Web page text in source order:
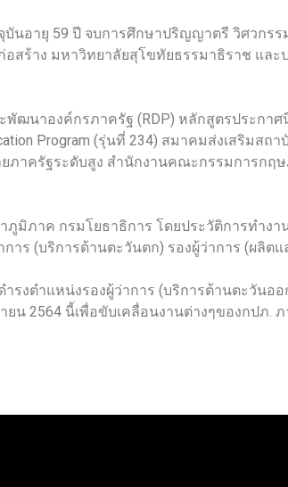
นอายุ 59 ปี จบการศึกษาปริญญาตรี วิศวกรร
สร้าง มหาวิทยาลัยสุโขทัยธรรมาธิราช แล
พัฒนาองค์กรภาครัฐ (RDP) หลักสูตรประกา
Program (รุ่นที่ 234) สมาคมส่งเสริมสถา
ภาครัฐระดับสูง สำนักงานคณะกรรมการกฤ
ภูมิภาค กรมโยธาธิการ โดยประวัติการทำง
าร (บริการด้านตะวันตก) รองผู้ว่าการ (ผลิตแ
งตำแหน่งรองผู้ว่าการ (บริการต้านตะวันออ
2564 นี้เพื่อขับเคลื่อนงานต่างๆของกปภ. ภ